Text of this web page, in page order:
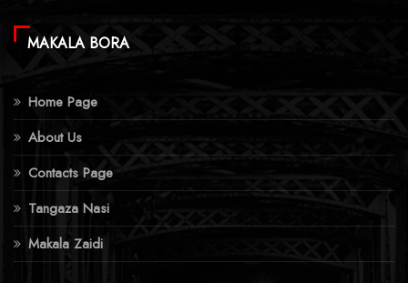
MAKALA BORA
Home Page
About Us
Contacts Page
Tangaza Nasi
Makala Zaidi